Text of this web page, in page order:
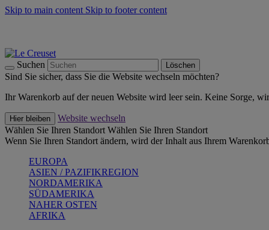
Skip to main content Skip to footer content
Suchen Löschen
Sind Sie sicher, dass Sie die Website wechseln möchten?
Ihr Warenkorb auf der neuen Website wird leer sein. Keine Sorge,
Hier bleiben
Website wechseln
Wählen Sie Ihren Standort Wählen Sie Ihren Standort
Wenn Sie Ihren Standort ändern, wird der Inhalt aus Ihrem
EUROPA
ASIEN / PAZIFIKREGION
NORDAMERIKA
SÜDAMERIKA
NAHER OSTEN
AFRIKA